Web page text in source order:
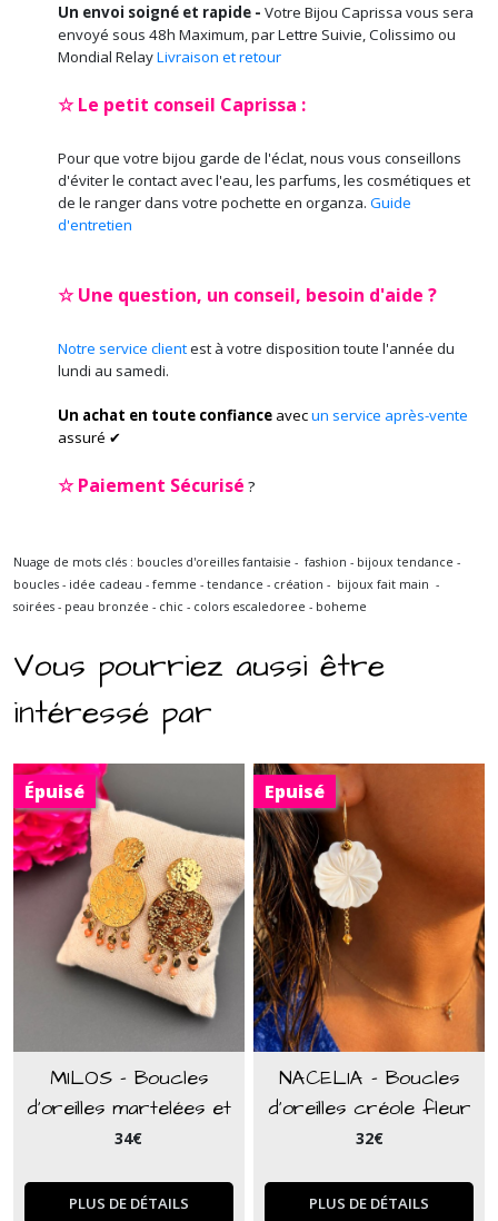
Un envoi soigné et rapide - Votre Bijou Caprissa vous sera
envoyé sous 48h Maximum, par Lettre Suivie, Colissimo ou
Mondial RelayLivraison et retour
☆ Le petit conseil Caprissa :
Pour que votre bijou garde de l'éclat, nous vous conseillons
d'éviter le contact avec l'eau, les parfums, les cosmétiques et
de le ranger dans votre pochette en organza. Guide
d'entretien
☆ Une question, un conseil, besoin d'aide ?
Notre service clientest à votre disposition toute l'année du
lundi au samedi.
Un achat en toute confiance avecun service après-vente
assuré ✔
☆Paiement Sécurisé ?
Nuage de mots clés : boucles d'oreilles fantaisie - fashion - bijoux tendance -
boucles - idée cadeau - femme - tendance - création - bijoux fait main -
soirées - peau bronzée - chic - colors escaledoree - boheme
Vous pourriez aussi être
intéressé par
Épuisé
MILOS - Boucles
d'oreilles martelées et
perles naturelles orange
34€
PLUS DE DÉTAILS
Epuisé
NACELIA - Boucles
d'oreilles créole fleur
en nacre et perle
32€
PLUS DE DÉTAILS